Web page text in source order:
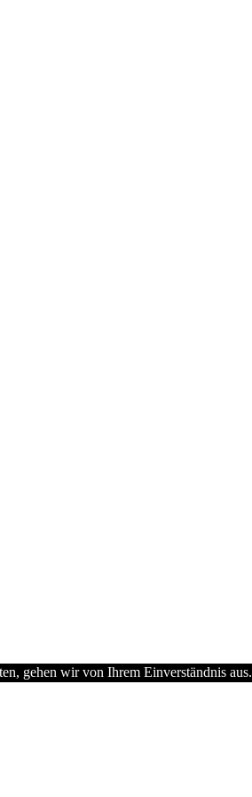
gehen wir von Ihrem Einverständnis aus.